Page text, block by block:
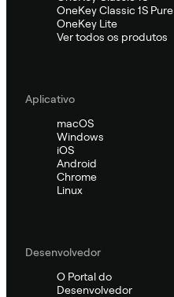
OneKey Classic 1S Pure
OneKey Lite
Ver todos os produtos
Aplicativo
macOS
Windows
iOS
Android
Chrome
Linux
Desenvolvedor
O Portal do
Desenvolvedor